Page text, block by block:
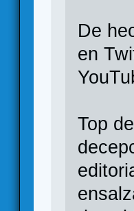
De
en
Top